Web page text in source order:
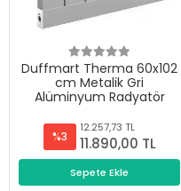
Duffmart Therma 60x102
cm Metalik Gri
Alüminyum Radyatör
%3
12.257,73 TL
11.890,00 TL
Sepete Ekle